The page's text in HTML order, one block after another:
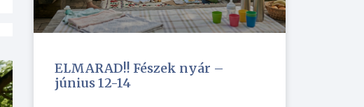
ELMARAD!! Fészek nyár –
június 12-14